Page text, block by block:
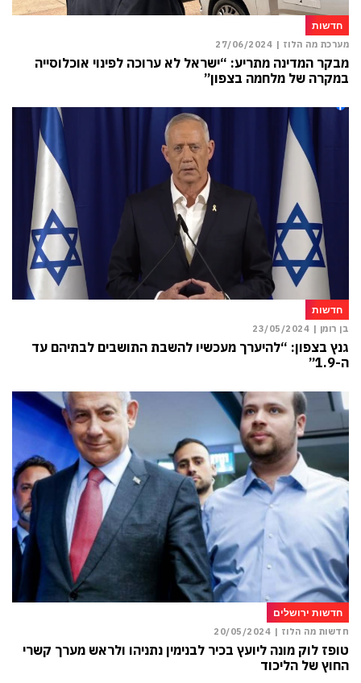
חדשות
מערכת מה הלוז | 27/06/2024
מבקר המדינה מתריע: “ישראל לא ערוכה לפינוי אוכלוסייה
במקרה של מלחמה בצפון”
חדשות
בן רומן | 23/05/2024
גנץ בצפון: “להיערך מעכשיו להשבת התושבים לבתיהם עד
ה-1.9”
חדשות ירושלים
חדשות מה הלוז | 20/05/2024
טופז לוק מונה ליועץ בכיר לבנימין נתניהו ולראש מערך קשרי
החוץ של הליכוד